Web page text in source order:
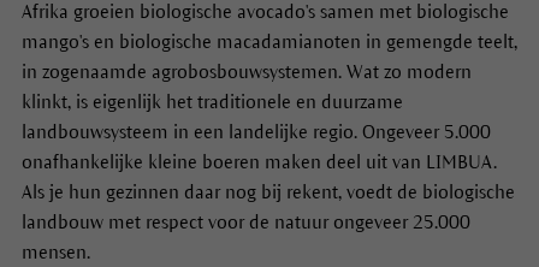
Afrika groeien biologische avocado's samen met biologische
mango's en biologische macadamianoten in gemengde teelt,
in zogenaamde agrobosbouwsystemen. Wat zo modern
klinkt, is eigenlijk het traditionele en duurzame
landbouwsysteem in een landelijke regio. Ongeveer 5.000
onafhankelijke kleine boeren maken deel uit van LIMBUA.
Als je hun gezinnen daar nog bij rekent, voedt de biologische
landbouw met respect voor de natuur ongeveer 25.000
mensen.